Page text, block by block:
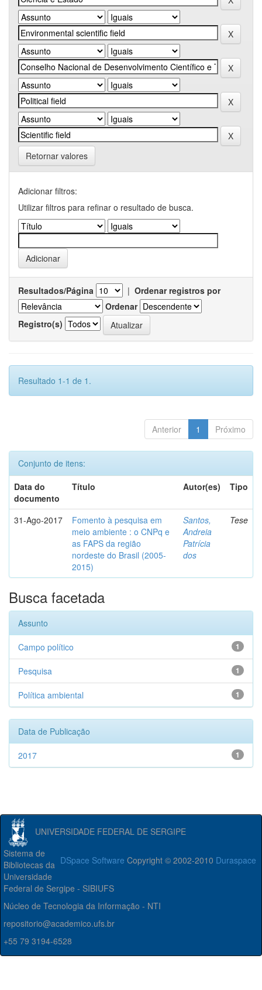
Retornar valores
Adicionar filtros:
Utilizar filtros para refinar o resultado de busca.
Resultados/Página | Ordenar registros por
Ordenar
Registro(s)
Resultado 1-1 de 1.
Anterior 1 Próximo
Conjunto de itens:
Data do
documento
Título Autor(es) Tipo
31-Ago-2017
Fomento à pesquisa em
meio ambiente : o CNPq e
as FAPS da região
nordeste do Brasil (2005-
2015)
Santos,
Andreia
Patrícia
dos
Tese
Busca facetada
Assunto
1
Campo político
1
Pesquisa
1
Política ambiental
Data de Publicação
1
2017
UNIVERSIDADE FEDERAL DE SERGIPE
DSpace Software Copyright © 2002-2010 Duraspace
Sistema de
Bibliotecas da
Universidade
Federal de Sergipe - SIBIUFS
Núcleo de Tecnologia da Informação - NTI
repositorio@academico.ufs.br
+55 79 3194-6528